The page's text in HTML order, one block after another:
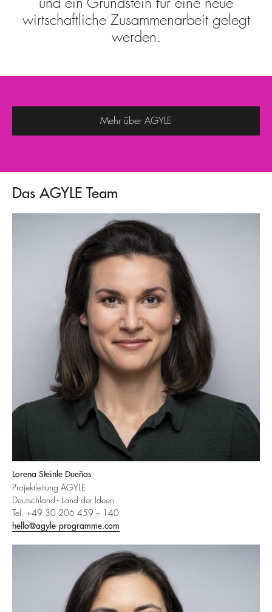
wirtschaftliche Zusammenarbeit gelegt
werden.
Mehr über AGYLE
Das AGYLE Team
Lorena Steinle Dueñas
Projektleitung AGYLE
Deutschland - Land der Ideen
Tel. +49 30 206 459 – 140
hello@agyle-programme.com